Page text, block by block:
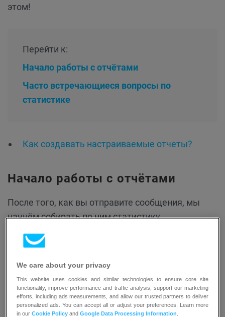
этом!
Перейти к:
Начало работы c отчётами
Часто встречающиеся вопросы по
статистике
Как создавать настраиваемые отчеты?
Начало работы c отчётами
После того, как вы отправите сообщения, мы
начнём собирать по ним статистику.
Понимание обнаружения ботов в статистике
использовать?
Как отслеживать процент открытий для
We care about your privacy
This website uses cookies and similar technologies to ensure core site
functionality, improve performance and traffic analysis, support our marketing
efforts, including ads measurements, and allow our trusted partners to deliver
personalized ads. You can accept all or adjust your preferences. Learn more
in ourCookie Policy andGoogle Data Processing Information